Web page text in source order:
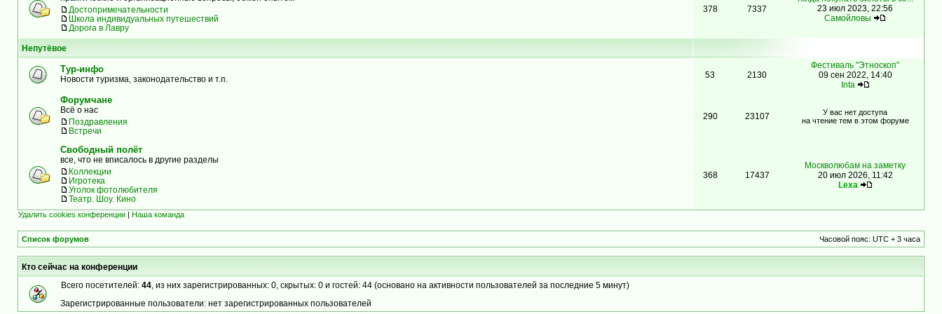
Достопримечательности
Школа индивидуальных путешествий
Дорога в Лавру
378 7337
23 июл 2023, 22:56
Самойловы
Непутёвое
Тур-инфо
Новости туризма, законодательство и т.п. 53 2130
Фестиваль "Этноскоп"
09 сен 2022, 14:40
Inta
Форумчане
Всё о нас
Поздравления
Встречи
290 23107
У вас нет доступа
на чтение тем в этом форуме
Свободный полёт
все, что не вписалось в другие разделы
Коллекции
Игротека
Уголок фотолюбителя
Театр. Шоу. Кино
368 17437
Москволюбам на заметку
20 июл 2026, 11:42
Lexa
Удалить cookies конференции | Наша команда
Список форумов Часовой пояс: UTC + 3 часа
Кто сейчас на конференции
Всего посетителей: 44 , из них зарегистрированных: 0, скрытых: 0 и гостей: 44 (основано на активности пользователей за последние 5 минут)
Зарегистрированные пользователи: нет зарегистрированных пользователей